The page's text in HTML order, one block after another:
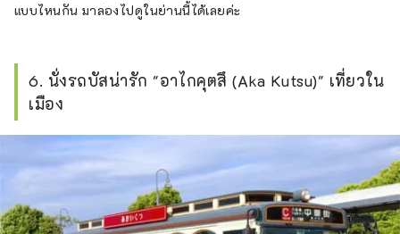
แบบไหนกัน มาลองไปดูในย่านนี้ได้เลยค่ะ
6. นั่งรถบัสน่ารัก "อาไกคุตสึ (Aka Kutsu)" เที่ยวใน
เมือง